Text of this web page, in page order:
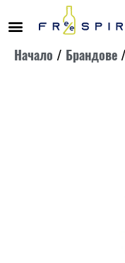
към
Начало / Брандове /